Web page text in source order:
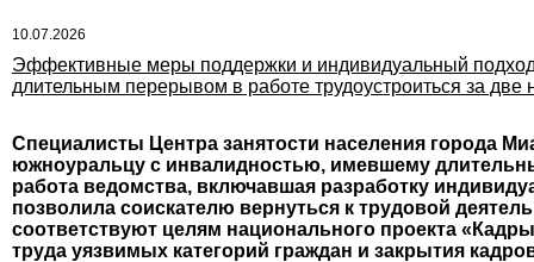
10.07.2026
Эффективные меры поддержки и индивидуальный
длительным перерывом в работе трудоустроиться за две
Специалисты Центра занятости населения города
южноуральцу с инвалидностью, имевшему
работа ведомства, включавшая разработку
позволила соискателю вернуться к трудовой
соответствуют целям национального проекта
труда уязвимых категорий граждан и закрытия